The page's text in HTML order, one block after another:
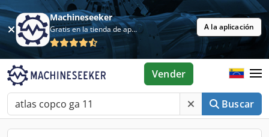
Machineseeker
Gratis en la tienda de aplicaciones A la aplicación
Buscar
Vender